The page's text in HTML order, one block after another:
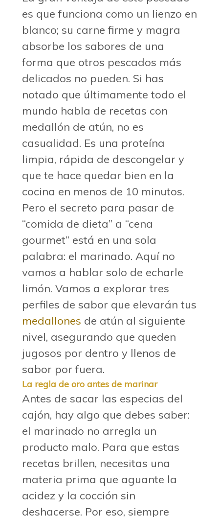
es que funciona como un lienzo en
blanco; su carne firme y magra
absorbe los sabores de una
forma que otros pescados más
delicados no pueden. Si has
notado que últimamente todo el
mundo habla de recetas con
medallón de atún, no es
casualidad. Es una proteína
limpia, rápida de descongelar y
que te hace quedar bien en la
cocina en menos de 10 minutos.
Pero el secreto para pasar de
“comida de dieta” a “cena
gourmet” está en una sola
palabra: el marinado. Aquí no
vamos a hablar solo de echarle
limón. Vamos a explorar tres
perfiles de sabor que elevarán tus
medallones de atún al siguiente
nivel, asegurando que queden
jugosos por dentro y llenos de
sabor por fuera.
La regla de oro antes de marinar
Antes de sacar las especias del
cajón, hay algo que debes saber:
el marinado no arregla un
producto malo. Para que estas
recetas brillen, necesitas una
materia prima que aguante la
acidez y la cocción sin
deshacerse. Por eso, siempre